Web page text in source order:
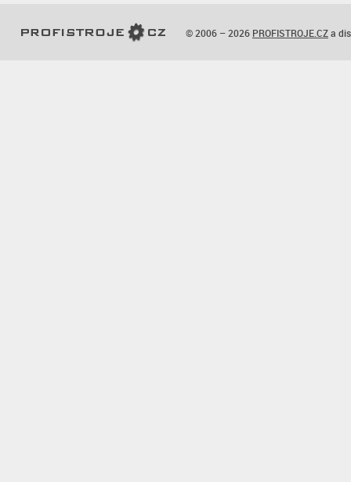
© 2006 – 2026 PROFISTROJE.CZa